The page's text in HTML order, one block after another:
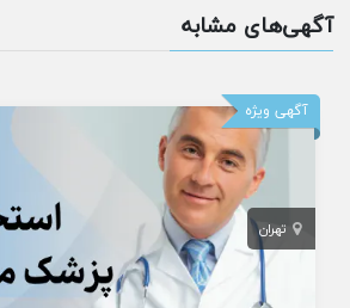
آگهی‌های مشابه
آگهی ویژه
تهران